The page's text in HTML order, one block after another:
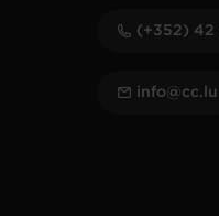
(+352) 42
info@cc.lu